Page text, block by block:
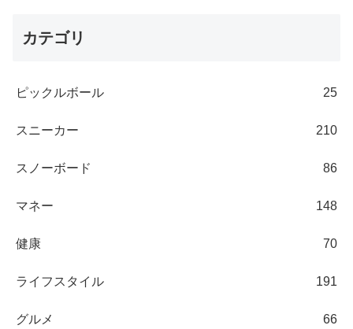
カテゴリ
ピックルボール 25
スニーカー 210
スノーボード 86
マネー 148
健康 70
ライフスタイル 191
グルメ 66